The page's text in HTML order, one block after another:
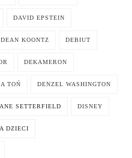
DAVID EPSTEIN
DEAN KOONTZ DEBIUT
DEKAMERON
TOŃ DENZEL WASHINGTON
SETTERFIELD DISNEY
DZIECI